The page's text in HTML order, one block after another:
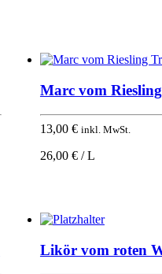
Marc vom
13,00 € inkl. MwSt.
26,00 € / L
Likör vom roten